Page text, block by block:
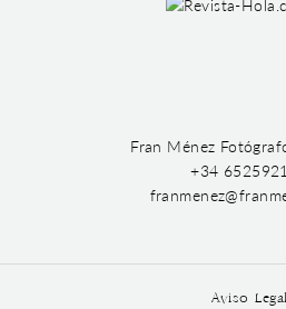
Fran Ménez
+34
Aviso Legal